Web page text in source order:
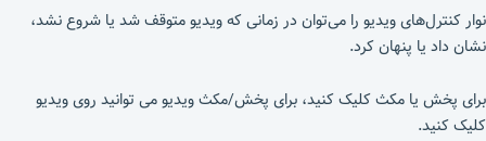
نوار کنترل‌های ویدیو را می‌توان در زمانی که ویدیو متوقف شد یا شروع نشد،
نشان داد یا پنهان کرد.
برای پخش یا مکث کلیک کنید، برای پخش/مکث ویدیو می توانید روی ویدیو
کلیک کنید.